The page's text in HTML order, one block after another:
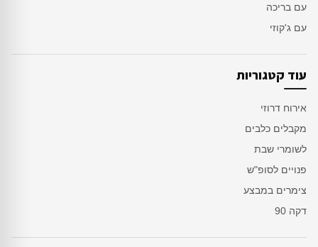
עם בריכה
עם ג'קוזי
עוד קטגוריות
אירוח דרוזי
מקבלים כלבים
לשומרי שבת
פנויים לסופ"ש
צימרים במבצע
דקה 90